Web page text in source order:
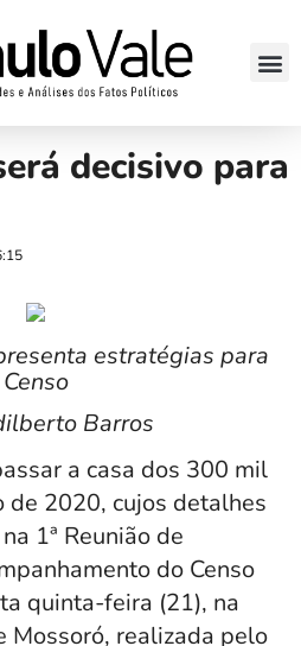
decisivo para
estratégias para
Censo
Barros
a casa dos 300 mil
de 2020, cujos detalhes
1ª Reunião de
do Censo
quinta-feira (21), na
Mossoró, realizada pelo